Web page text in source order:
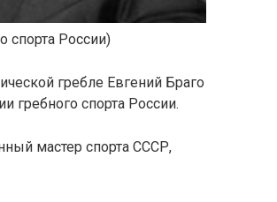
спорта России)
гребле Евгений Браго
гребного спорта России.
мастер спорта СССР,